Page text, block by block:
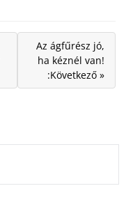
Az ágfűrész jó,
ha kéznél van!
:Következő »